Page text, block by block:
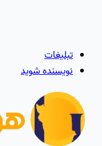
تبلیغات
نویسنده شوید